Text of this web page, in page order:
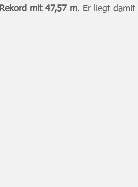
Rekord mit 47,57 m. Er liegt damit